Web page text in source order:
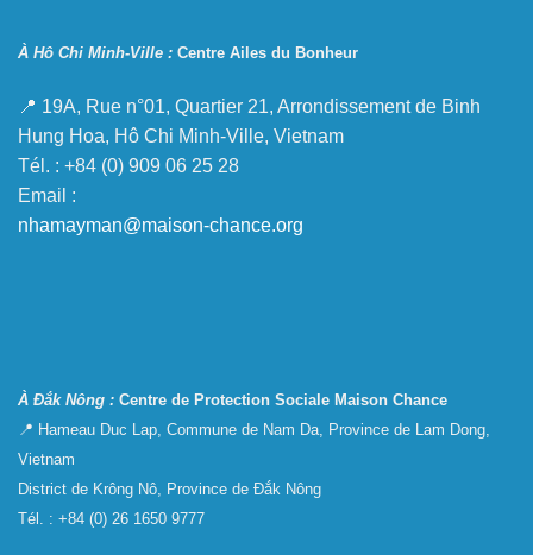
À Hô Chi Minh-Ville : Centre Ailes du Bonheur
📍 19A, Rue n°01, Quartier 21, Arrondissement de Binh
Hung Hoa, Hô Chi Minh-Ville, Vietnam
Tél. : +84 (0) 909 06 25 28
Email :
nhamayman@maison-chance.org
À Đắk Nông : Centre de Protection Sociale Maison Chance
📍 Hameau Duc Lap, Commune de Nam Da, Province de Lam Dong,
Vietnam
District de Krông Nô, Province de Đắk Nông
Tél. : +84 (0) 26 1650 9777